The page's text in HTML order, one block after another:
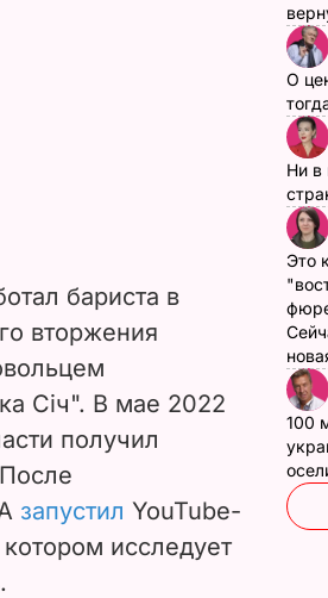
бариста в
вторжения
Січ". В мае 2022
получил
запустил YouTube-
котором исследует
О
Ни в
Это
100